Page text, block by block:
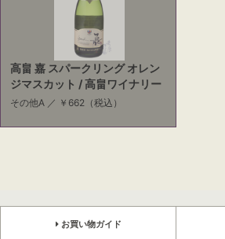
高畠 嘉 スパークリング オレン
ジマスカット / 高畠ワイナリー
その他A ／ ￥662 （税込）
お買い物ガイド